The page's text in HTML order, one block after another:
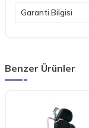
Garanti Bilgisi
Benzer Ürünler